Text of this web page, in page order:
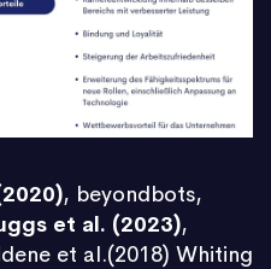
, beyondbots,
et al. (2023),
et al.(2018) Whiting